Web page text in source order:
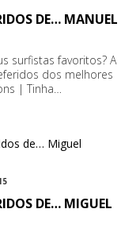
DE… MANUEL
surfistas favoritos? A
dos melhores
| Tinha…
DE… MIGUEL